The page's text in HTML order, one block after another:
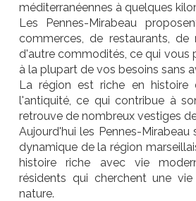
méditerranéennes à quelques
Les Pennes-Mirabeau
commerces, de restaurants,
d'autre commodités, ce qui vous
à la plupart de vos besoins sans
La région est riche en histoire
l'antiquité, ce qui contribue à
retrouve de nombreux vestiges
Aujourd'hui les Pennes-
dynamique de la région
histoire riche avec vie
résidents qui cherchent une
nature.